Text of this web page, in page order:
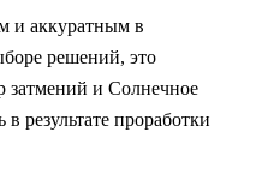
и аккуратным в
решений, это
затмений и Солнечное
результате проработки